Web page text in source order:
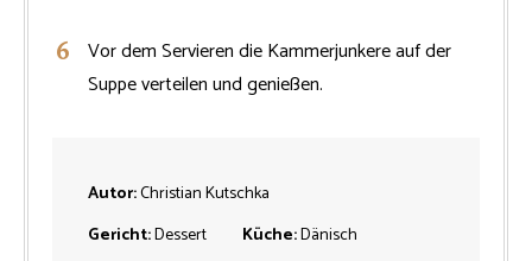
Vor dem Servieren die Kammerjunkere auf der
Suppe verteilen und genießen.
Autor:Christian Kutschka
Gericht:Dessert Küche:Dänisch